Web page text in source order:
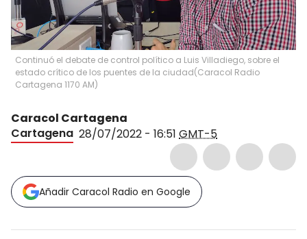
Continuó el debate de control político a Luis Villadiego, sobre el
estado crítico de los puentes de la ciudad(Caracol Radio
Cartagena 1170 AM)
Caracol Cartagena
Cartagena 28/07/2022 - 16:51 GMT-5
Añadir Caracol Radio en Google